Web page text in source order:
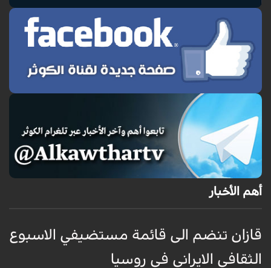
أهم الأخبار
قازان تنضم الى قائمة مستضيفي الاسبوع
الثقافي الايراني في روسيا